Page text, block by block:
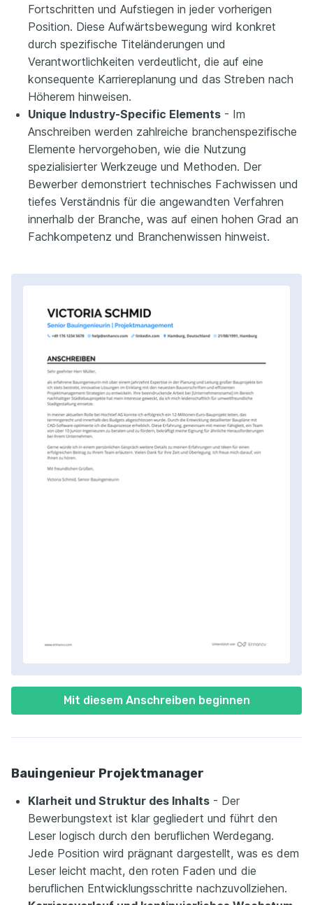
Mit diesem Anschreiben beginnen
Fortschritten und Aufstiegen in jeder vorherigen
Position. Diese Aufwärtsbewegung wird konkret
durch spezifische Titeländerungen und
Verantwortlichkeiten verdeutlicht, die auf eine
konsequente Karriereplanung und das Streben nach
Höherem hinweisen.
Unique Industry-Specific Elements - Im
Anschreiben werden zahlreiche branchenspezifische
Elemente hervorgehoben, wie die Nutzung
spezialisierter Werkzeuge und Methoden. Der
Bewerber demonstriert technisches Fachwissen und
tiefes Verständnis für die angewandten Verfahren
innerhalb der Branche, was auf einen hohen Grad an
Fachkompetenz und Branchenwissen hinweist.
Bauingenieur Projektmanager
Klarheit und Struktur des Inhalts - Der
Bewerbungstext ist klar gegliedert und führt den
Leser logisch durch den beruflichen Werdegang.
Jede Position wird prägnant dargestellt, was es dem
Leser leicht macht, den roten Faden und die
beruflichen Entwicklungsschritte nachzuvollziehen.